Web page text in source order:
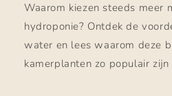
Waarom kiezen steeds meer
hydroponie? Ontdek de
water en lees waarom deze
kamerplanten zo populair